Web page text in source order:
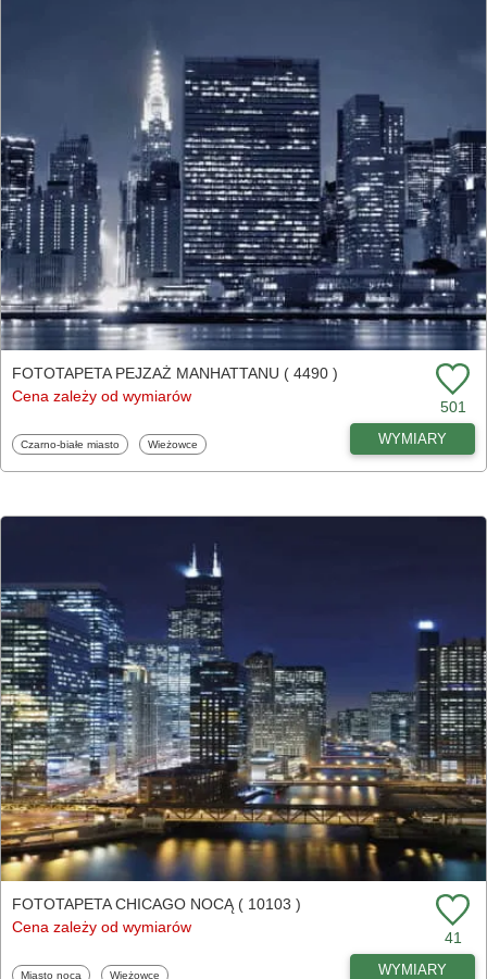
FOTOTAPETA PEJZAŻ MANHATTANU ( 4490 )
Cena zależy od wymiarów
501
Fototapety
Czarno-białe miasto Fototapety
Wieżowce WYMIARY
FOTOTAPETA CHICAGO NOCĄ ( 10103 )
Cena zależy od wymiarów
41
Fototapety
Miasto nocą Fototapety
Wieżowce WYMIARY